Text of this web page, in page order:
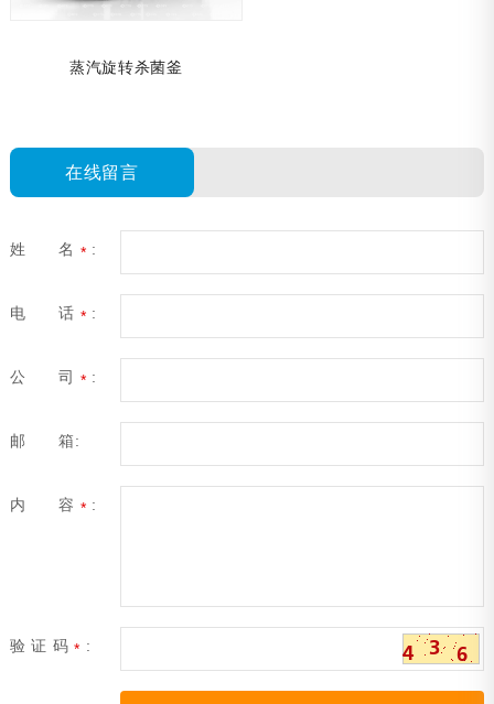
蒸汽旋转杀菌釜
在线留言
姓 名 * :
电 话 * :
公 司 * :
邮 箱:
内 容 * :
验 证 码 * :